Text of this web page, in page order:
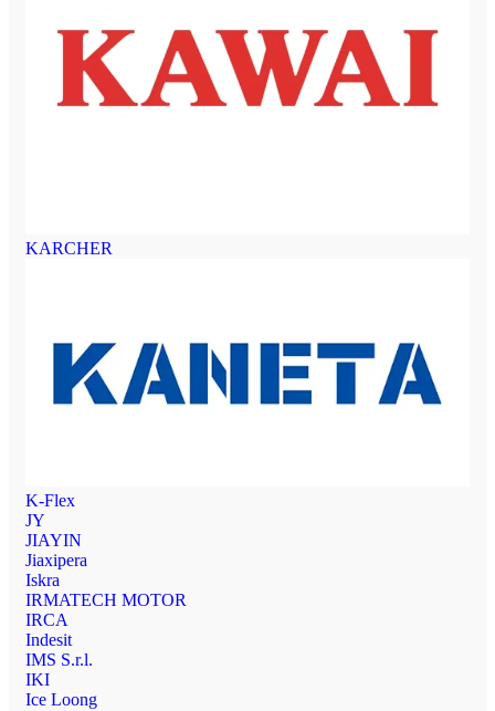
KARCHER
K-Flex
JY
JIAYIN
Jiaxipera
Iskra
IRMATECH MOTOR
IRCA
Indesit
IMS S.r.l.
IKI
Ice Loong